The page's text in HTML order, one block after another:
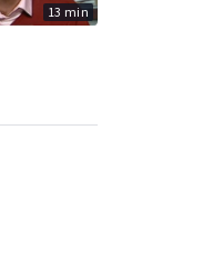
13 min